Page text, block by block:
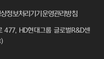
정보처리기기운영관리방침
477, HD현대그룹 글로벌R&D센